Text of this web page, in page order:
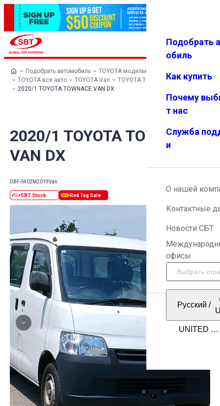
Избранн
Меню
Подобрать
обиль
Как купить
Почему
т нас
Служба
и
О нашей
Контактные
Новости СБТ
офисы
Русский /
Подобрать автомобиль
TOYOTA модельный ряд
TOYOTA все авто
TOYOTA Van
TOYOTA TOWNACE VAN
2020/1 TOYOTA TOWNACE VAN DX
2020/1 TOYOTA TOWNACE
VAN DX
DBF-S402M2019Van